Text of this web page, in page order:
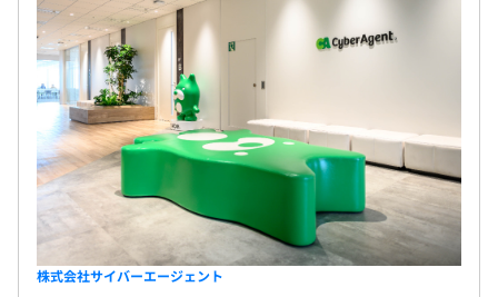
【技術キーワード】
◾️インフラエンジニア
①パブリッククラウド
#AWS #Azure #GoogleCloud #Docker #Kubernetes #IaC
#CI/CD #Database #Monitoring #CDN
②SRE
#AWS #Azure #GoogleCloud #Docker #Kubernetes
#PlatformEngineering #SLI/SLO #DevOps
各種インセンティブ制度あり
半期初に目標を立て、半期末に目標の達成度を評価しま
す。
評価に応じて給与・年俸を見直します。
株式会社サイバーエージェント